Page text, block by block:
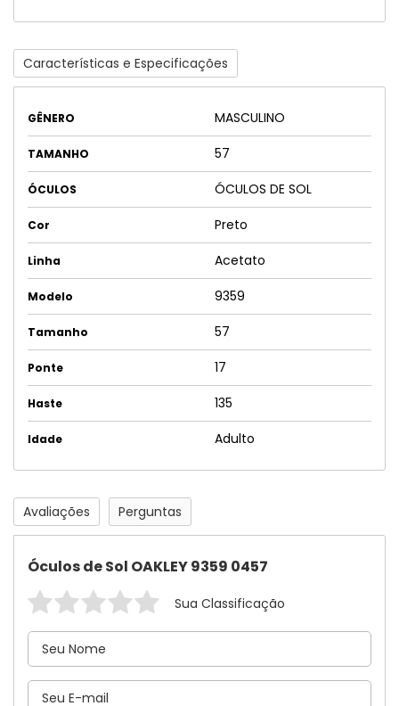
Características e Especificações
GÊNERO MASCULINO
TAMANHO 57
ÓCULOS ÓCULOS DE SOL
Cor Preto
Linha Acetato
Modelo 9359
Tamanho 57
Ponte 17
Haste 135
Idade Adulto
Avaliações Perguntas
Óculos de Sol OAKLEY 9359 0457
Sua Classificação